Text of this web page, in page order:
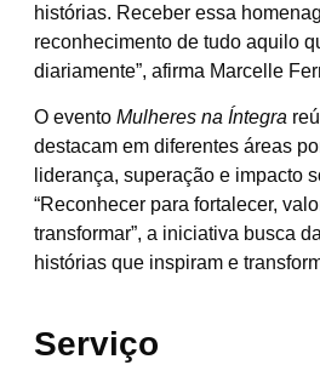
histórias. Receber essa
reconhecimento de tudo aquilo
diariamente”, afirma Marcelle
O evento Mulheres na Íntegra
destacam em diferentes áreas
liderança, superação e impacto
“Reconhecer para fortalecer,
transformar”, a iniciativa busca
histórias que inspiram e
Serviço